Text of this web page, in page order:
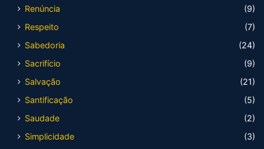
Renúncia
(9)
Respeito
(7)
Sabedoria
(24)
Sacrifício
(9)
Salvação
(21)
Santificação
(5)
Saudade
(2)
Simplicidade
(3)